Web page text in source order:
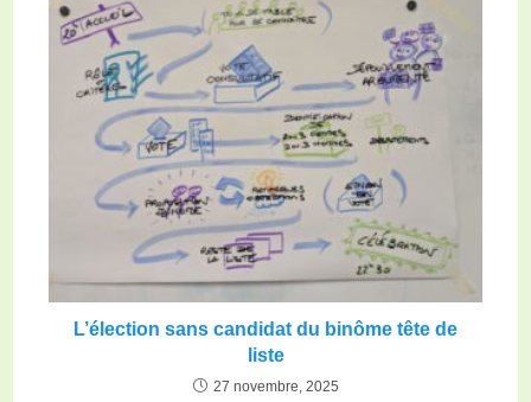
L’élection sans candidat du binôme tête de
liste
27 novembre, 2025